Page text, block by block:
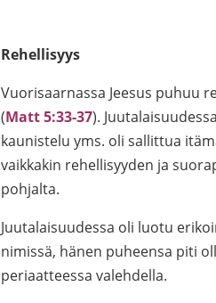
Rehellisyys
Vuorisaarnassa Jeesus puhuu
(Matt 5:33-37).
kaunistelu yms. oli sallittua
vaikkakin rehellisyyden ja
pohjalta.
Juutalaisuudessa oli luotu
nimissä, hänen puheensa piti
periaatteessa valehdella.